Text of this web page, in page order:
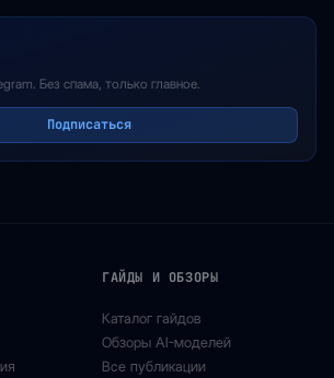
Без спама, только главное.
Подписаться
ГАЙДЫ И ОБЗОРЫ
Каталог гайдов
Обзоры AI-моделей
Все публикации